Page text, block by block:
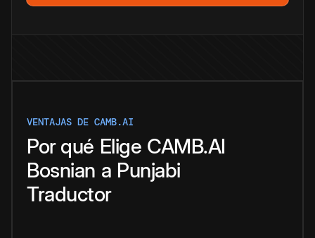
VENTAJAS DE CAMB.AI
Por qué Elige CAMB.AI
Bosnian a Punjabi
Traductor